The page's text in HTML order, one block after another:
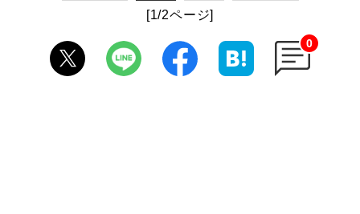
[1/2ページ]
0